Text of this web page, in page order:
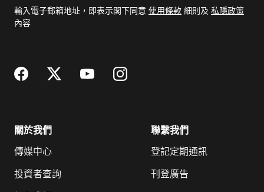
郵
輸入電子郵箱地址，即表示閣下同意 使用條款 細則及 私隱政策
內容
關於我們
傳媒中心
投資者查詢
聯繫我們
登記定期通訊
刊登廣告